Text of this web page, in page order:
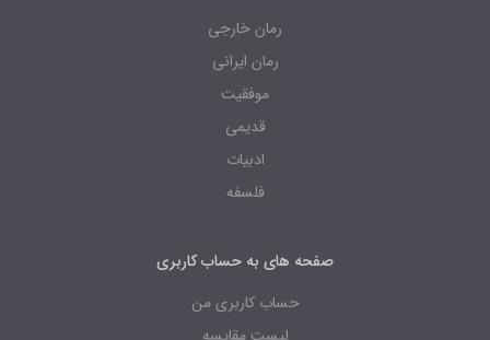
رمان خارجی
رمان ایرانی
موفقیت
قدیمی
ادبیات
فلسفه
صفحه های به حساب کاربری
حساب کاربری من